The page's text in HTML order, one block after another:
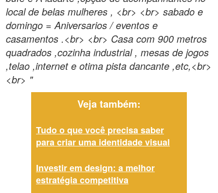
local de belas mulheres , <br> <br> sabado e
domingo = Aniversarios / eventos e
casamentos .<br> <br> Casa com 900 metros
quadrados ,cozinha industrial , mesas de jogos
,telao ,internet e otima pista dancante ,etc,<br>
<br> "
Veja também:
Tudo o que você precisa saber
para criar uma identidade visual
Investir em design: a melhor
estratégia competitiva